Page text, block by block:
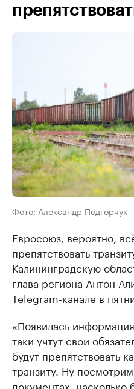
Фото: Александр Подгорчук
Евросоюз, вероятно,
препятствовать
Калининградскую
глава региона Антон
Telegram-канале в
«Появилась
таки учтут свои
будут препятствовать
транзиту. Ну
документах,